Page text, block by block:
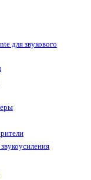
для звукового